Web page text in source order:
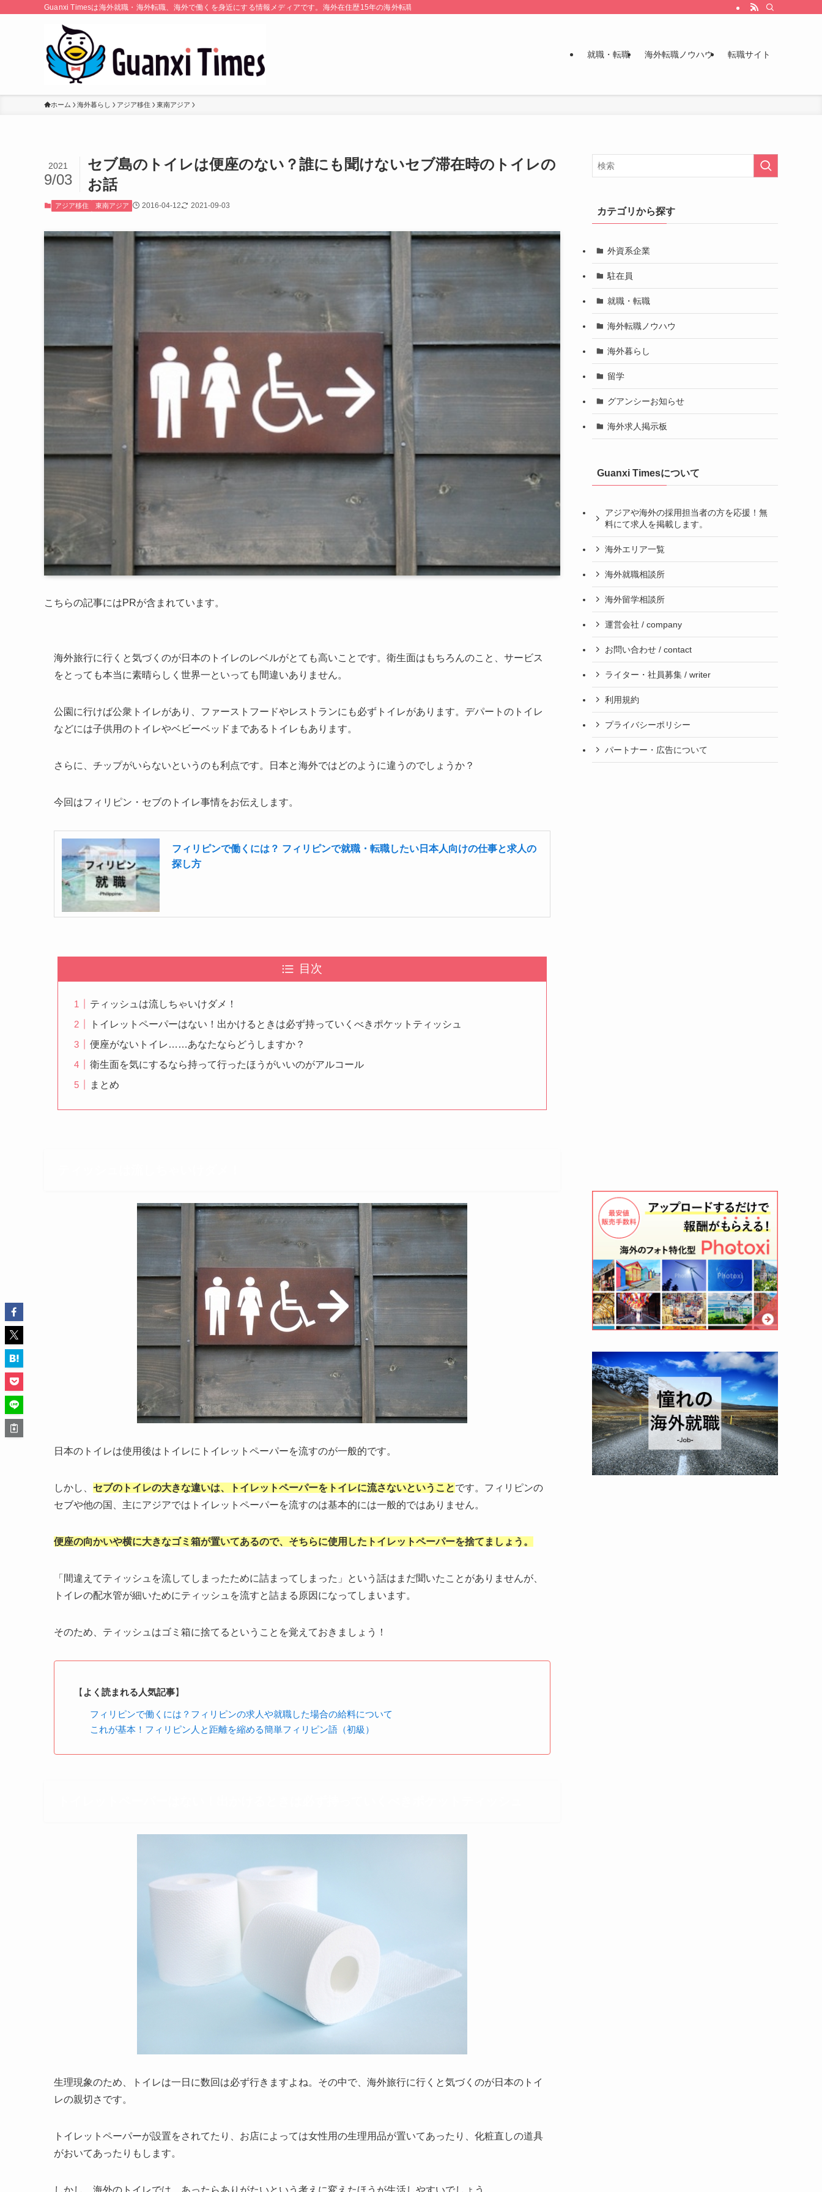
Guanxi Timesは海外就職・海外転職、海外で働くを身近にする情報メディアです。海外在住歴15年の海外転職のプロが監修・運営しています。
就職・転職 海外転職ノウハウ 転職サイト
ホーム 海外暮らし アジア移住 東南アジア
セブ島のトイレは便座のない？誰にも聞けないセブ滞在時のトイレの
お話
2021
9/03
アジア移住 東南アジア 2016-04-12 2021-09-03
こちらの記事にはPRが含まれています。
海外旅行に行くと気づくのが日本のトイレのレベルがとても高いことです。衛生面はもちろんのこと、サービス
をとっても本当に素晴らしく世界一といっても間違いありません。
公園に行けば公衆トイレがあり、ファーストフードやレストランにも必ずトイレがあります。デパートのトイレ
などには子供用のトイレやベビーベッドまであるトイレもあります。
さらに、チップがいらないというのも利点です。日本と海外ではどのように違うのでしょうか？
今回はフィリピン・セブのトイレ事情をお伝えします。
フィリピンで働くには？ フィリピンで就職・転職したい日本人向けの仕事と求人の
探し方
目次
ティッシュは流しちゃいけダメ！
トイレットペーパーはない！出かけるときは必ず持っていくべきポケットティッシュ
便座がないトイレ……あなたならどうしますか？
衛生面を気にするなら持って行ったほうがいいのがアルコール
まとめ
日本のトイレは使用後はトイレにトイレットペーパーを流すのが一般的です。
しかし、 セブのトイレの大きな違いは、トイレットペーパーをトイレに流さないということです。フィリピンの
セブや他の国、主にアジアではトイレットペーパーを流すのは基本的には一般的ではありません。
便座の向かいや横に大きなゴミ箱が置いてあるので、そちらに使用したトイレットペーパーを捨てましょう。
「間違えてティッシュを流してしまったために詰まってしまった」という話はまだ聞いたことがありませんが、
トイレの配水管が細いためにティッシュを流すと詰まる原因になってしまいます。
そのため、ティッシュはゴミ箱に捨てるということを覚えておきましょう！
【 よく読まれる人気記事】
フィリピンで働くには？フィリピンの求人や就職した場合の給料について
これが基本！フィリピン人と距離を縮める簡単フィリピン語（初級）
生理現象のため、トイレは一日に数回は必ず行きますよね。その中で、海外旅行に行くと気づくのが日本のトイ
レの親切さです。
トイレットペーパーが設置をされてたり、お店によっては女性用の生理用品が置いてあったり、化粧直しの道具
がおいてあったりもします。
しかし、海外のトイレでは、あったらありがたいという考えに変えたほうが生活しやすいでしょう。
カテゴリから探す
外資系企業
駐在員
就職・転職
海外転職ノウハウ
海外暮らし
留学
グアンシーお知らせ
海外求人掲示板
Guanxi Timesについて
アジアや海外の採用担当者の方を応援！無
料にて求人を掲載します。
海外エリア一覧
海外就職相談所
海外留学相談所
運営会社 / company
お問い合わせ / contact
ライター・社員募集 / writer
利用規約
プライバシーポリシー
パートナー・広告について